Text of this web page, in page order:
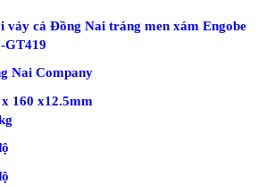
vảy cá Đồng Nai tráng men xám Engobe
GT419
Nai Company
160 x12.5mm